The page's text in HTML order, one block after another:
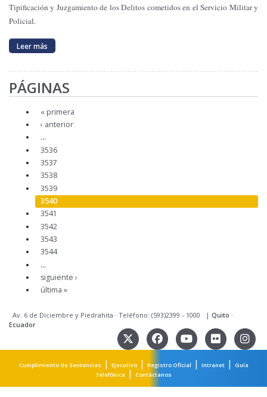
Tipificación y Juzgamiento de los Delitos cometidos en el Servicio Militar y
Policial.
Leer más
PÁGINAS
« primera
‹ anterior
…
3536
3537
3538
3539
3540
3541
3542
3543
3544
…
siguiente ›
última »
Av. 6 de Diciembre y Piedrahita · Teléfono: (593)2399 - 1000 | Quito ·
Ecuador
Cumplimiento de Sentencias | Ejecutivo| Registro Oficial | Intranet|
Guía
Telefónica
| Contáctanos